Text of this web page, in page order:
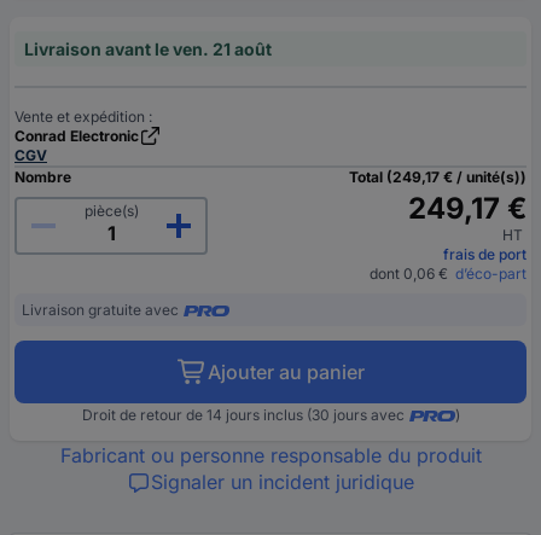
Livraison avant le ven. 21 août
Vente et expédition :
Conrad Electronic
CGV
Nombre
pièce(s)
Total (249,17 € / unité(s))
249,17 €
HT
frais de port
dont 0,06 € d’éco-part
Livraison gratuite avec
Ajouter au panier
Droit de retour de 14 jours inclus (30 jours avec )
Fabricant ou personne responsable du produit
Signaler un incident juridique